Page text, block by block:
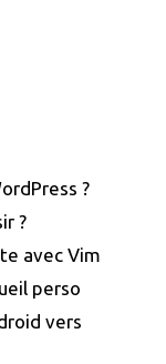
?
?
avec Vim
perso
vers